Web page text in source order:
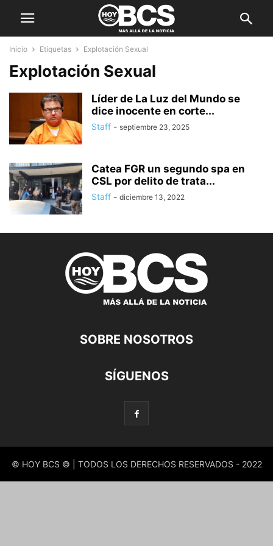
Inicio Etiquetas Explotación Sexual
Explotación Sexual
Líder de La Luz del Mundo se
dice inocente en corte...
Staff - septiembre 23, 2025
Catea FGR un segundo spa en
CSL por delito de trata...
Staff - diciembre 13, 2022
SOBRE NOSOTROS
SÍGUENOS
© HOY BCS © | TODOS LOS DERECHOS RESERVADOS - 2022